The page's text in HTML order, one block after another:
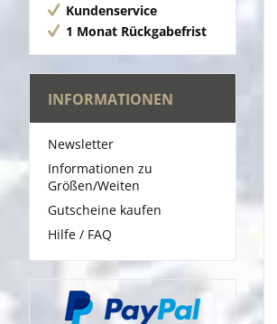
Kundenservice
1 Monat Rückgabefrist
INFORMATIONEN
Newsletter
Informationen zu
Größen/Weiten
Gutscheine kaufen
Hilfe / FAQ